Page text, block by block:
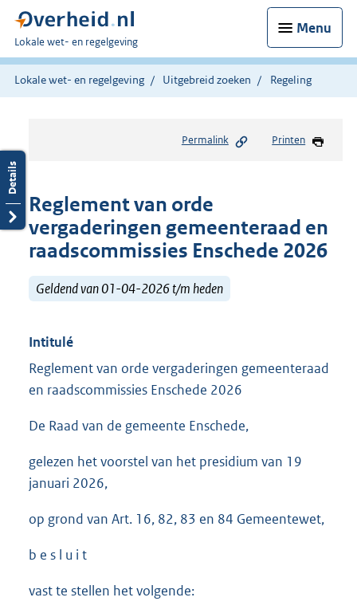
Menu
U
bent
hier:
Lokale wet- en regelgeving
Lokale wet- en regelgeving Uitgebreid zoeken Regeling
Permalink Printen
Reglement van orde
vergaderingen gemeenteraad en
raadscommissies Enschede 2026
Geldend van 01-04-2026 t/m heden
Intitulé
Reglement van orde vergaderingen gemeenteraad
en raadscommissies Enschede 2026
De Raad van de gemeente Enschede,
gelezen het voorstel van het presidium van 19
januari 2026,
op grond van Art. 16, 82, 83 en 84 Gemeentewet,
b e s l u i t
vast te stellen het volgende: